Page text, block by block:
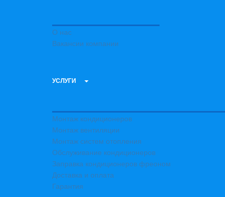
О нас
Вакансии компании
УСЛУГИ
Монтаж кондиционеров
Монтаж вентиляции
Монтаж систем отопления
Обслуживание кондиционеров
Заправка кондиционеров фреоном
Доставка и оплата
Гарантия